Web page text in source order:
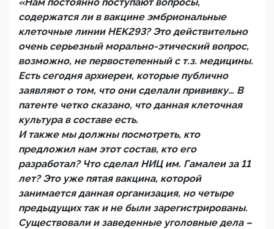
содержатся ли в вакцине эмбриональные
клеточные линии HEK293? Это действительно
очень серьезный морально-этический вопрос,
возможно, не первостепенный с т.з. медицины.
Есть сегодня архиереи, которые публично
заявляют о том, что они сделали прививку… В
патенте четко сказано, что данная клеточная
культура в составе есть.
И также мы должны посмотреть, кто
предложил нам этот состав, кто его
разработал? Что сделал НИЦ им. Гамалеи за 11
лет? Это уже пятая вакцина, которой
занимается данная организация, но четыре
предыдущих так и не были зарегистрированы.
Существовали и заведенные уголовные дела –